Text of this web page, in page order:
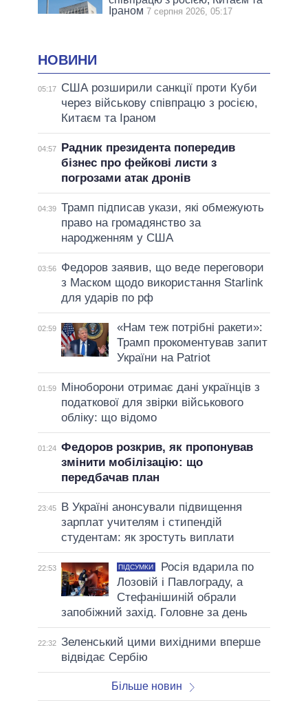
Іраном 7 серпня 2026, 05:17
НОВИНИ
05:17
США розширили санкції проти Куби
через військову співпрацю з росією,
Китаєм та Іраном
04:57
Радник президента попередив
бізнес про фейкові листи з
погрозами атак дронів
04:39 Трамп підписав укази, які обмежують
право на громадянство за
народженням у США
03:56
Федоров заявив, що веде переговори
з Маском щодо використання Starlink
для ударів по рф
02:59
«Нам теж потрібні ракети»:
Трамп прокоментував запит
України на Patriot
01:59
Міноборони отримає дані українців з
податкової для звірки військового
обліку: що відомо
01:24 Федоров розкрив, як пропонував
змінити мобілізацію: що
передбачав план
23:45
В Україні анонсували підвищення
зарплат учителям і стипендій
студентам: як зростуть виплати
22:53 ПІДСУМКИ
Росія вдарила по
Лозовій і Павлограду, а
Стефанішиній обрали
запобіжний захід. Головне за день
22:32 Зеленський цими вихідними вперше
відвідає Сербію
Більше новин